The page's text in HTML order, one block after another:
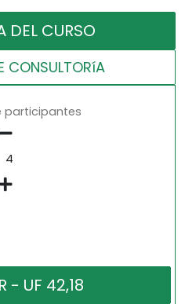
DEL CURSO
CONSULTORíA
participantes